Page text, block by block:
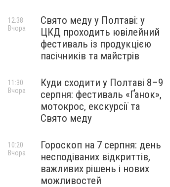
Свято меду у Полтаві: у
ЦКД проходить ювілейний
фестиваль із продукцією
пасічників та майстрів
12:38
Вчора
Куди сходити у Полтаві 8–9
серпня: фестиваль «Ґанок»,
мотокрос, екскурсії та
Свято меду
11:30
Вчора
Гороскоп на 7 серпня: день
несподіваних відкриттів,
важливих рішень і нових
можливостей
10:20
Вчора